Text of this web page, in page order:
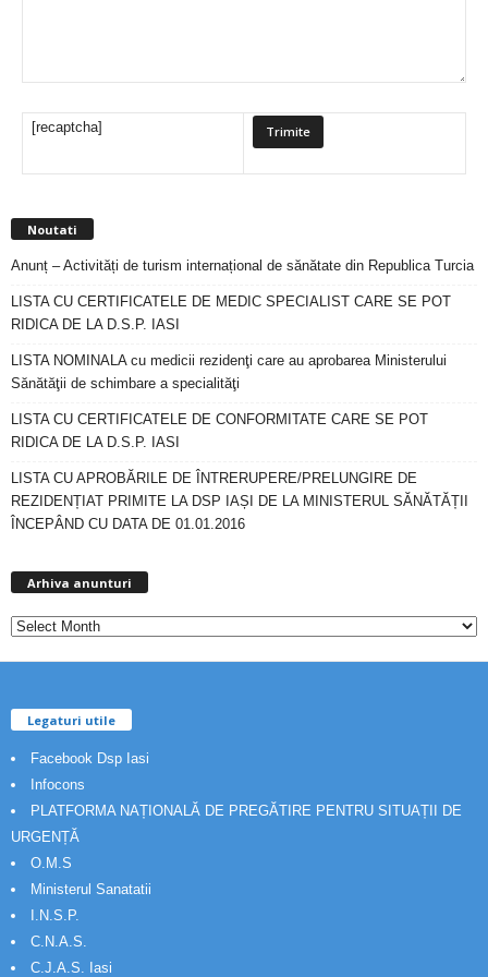
[recaptcha]
Noutati
Anunț – Activități de turism internațional de sănătate din Republica Turcia
LISTA CU CERTIFICATELE DE MEDIC SPECIALIST CARE SE POT
RIDICA DE LA D.S.P. IASI
LISTA NOMINALA cu medicii rezidenţi care au aprobarea Ministerului
Sănătăţii de schimbare a specialităţi
LISTA CU CERTIFICATELE DE CONFORMITATE CARE SE POT
RIDICA DE LA D.S.P. IASI
LISTA CU APROBĂRILE DE ÎNTRERUPERE/PRELUNGIRE DE
REZIDENȚIAT PRIMITE LA DSP IAȘI DE LA MINISTERUL SĂNĂTĂȚII
ÎNCEPÂND CU DATA DE 01.01.2016
Arhiva anunturi
Legaturi utile
Facebook Dsp Iasi
Infocons
PLATFORMA NAȚIONALĂ DE PREGĂTIRE PENTRU SITUAȚII DE
URGENȚĂ
O.M.S
Ministerul Sanatatii
I.N.S.P.
C.N.A.S.
C.J.A.S. Iasi